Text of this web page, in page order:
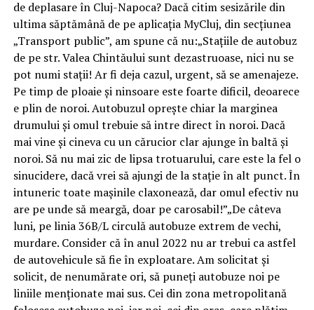
de deplasare în Cluj-Napoca? Dacă citim sesizările din
ultima săptămână de pe aplicația MyCluj, din secțiunea
„Transport public”, am spune că nu:„Stațiile de autobuz
de pe str. Valea Chintăului sunt dezastruoase, nici nu se
pot numi stații! Ar fi deja cazul, urgent, să se amenajeze.
Pe timp de ploaie și ninsoare este foarte dificil, deoarece
e plin de noroi. Autobuzul oprește chiar la marginea
drumului și omul trebuie să intre direct în noroi. Dacă
mai vine și cineva cu un cărucior clar ajunge în baltă și
noroi. Să nu mai zic de lipsa trotuarului, care este la fel o
sinucidere, dacă vrei să ajungi de la stație în alt punct. În
intuneric toate mașinile claxonează, dar omul efectiv nu
are pe unde să meargă, doar pe carosabil!”„De câteva
luni, pe linia 36B/L circulă autobuze extrem de vechi,
murdare. Consider că în anul 2022 nu ar trebui ca astfel
de autovehicule să fie în exploatare. Am solicitat și
solicit, de nenumărate ori, să puneți autobuze noi pe
liniile menționate mai sus. Cei din zona metropolitană